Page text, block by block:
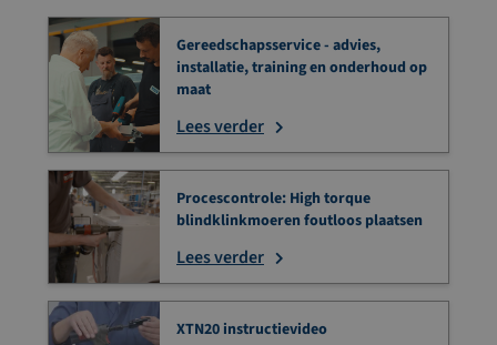
Gereedschapsservice - advies,
installatie, training en onderhoud op
maat
Lees verder
Procescontrole: High torque
blindklinkmoeren foutloos plaatsen
Lees verder
XTN20 instructievideo